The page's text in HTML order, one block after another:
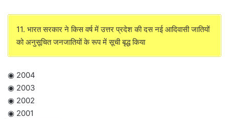
11. भारत सरकार ने किस वर्ष में उत्तर प्रदेश की दस नई आदिवासी जातियों
को अनुसूचित जनजातियों के रूप में सूची बृद्ध किया
◉ 2004
◉ 2003
◉ 2002
◉ 2001